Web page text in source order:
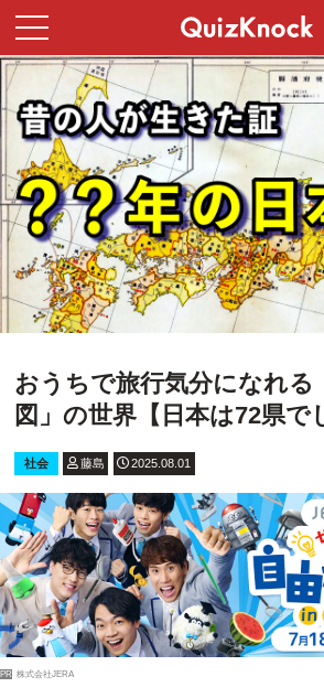
おうちで旅行気分になれる
図」の世界【日本は72県で
社会 藤島 2025.08.01
PR 株式会社JERA